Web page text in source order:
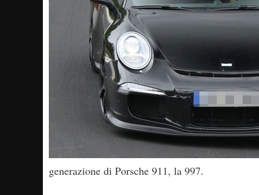
generazione di Porsche 911, la 997.